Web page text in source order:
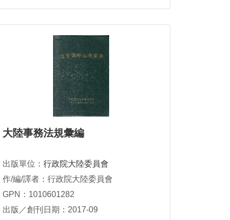
大陸事務法規彙編
出版單位： 行政院大陸委員會
作/編/譯者：行政院大陸委員會
GPN：1010601282
出版／創刊日期：2017-09